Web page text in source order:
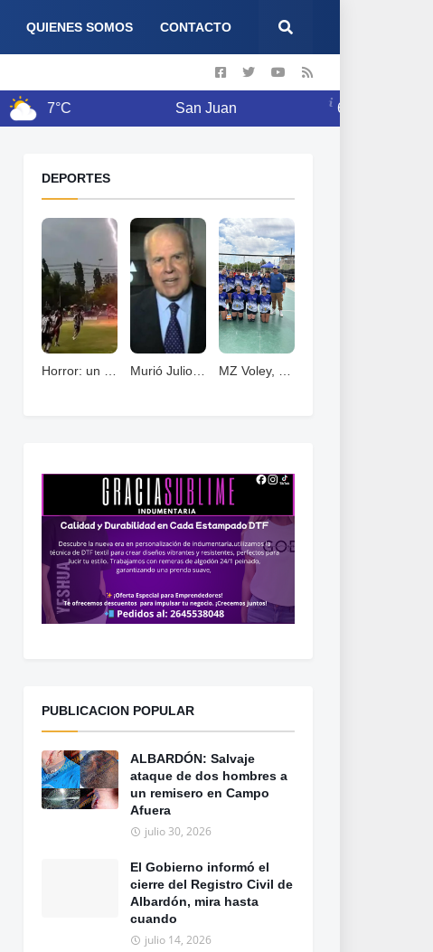
QUIENES SOMOS CONTACTO
7°C San Juan 6 Ago
DEPORTES
PUBLICACION POPULAR
ALBARDÓN: Salvaje
ataque de dos hombres a
un remisero en Campo
Afuera
julio 30, 2026
El Gobierno informó el
cierre del Registro Civil de
Albardón, mira hasta
cuando
julio 14, 2026